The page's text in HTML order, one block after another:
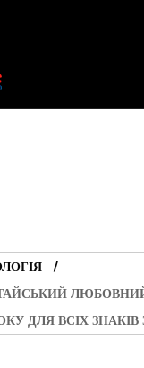
ДЛЯ ВСІХ ЗНАКІВ